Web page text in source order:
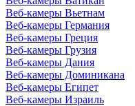
Веб-камеры Вьетнам
Веб-камеры Германия
Веб-камеры Греция
Веб-камеры Грузия
Веб-камеры Дания
Веб-камеры Доминикана
Веб-камеры Египет
Веб-камеры Израиль